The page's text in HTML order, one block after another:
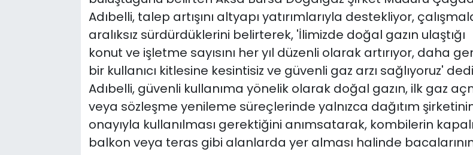
Adıbelli, talep artışını altyapı yatırımlarıyla destekliyor,
aralıksız sürdürdüklerini belirterek, 'İlimizde doğal gazın ulaştığı
konut ve işletme sayısını her yıl düzenli olarak artırıyor, daha
bir kullanıcı kitlesine kesintisiz ve güvenli gaz arzı sağlıyoruz'
Adıbelli, güvenli kullanıma yönelik olarak doğal gazın, ilk gaz
veya sözleşme yenileme süreçlerinde yalnızca dağıtım
onayıyla kullanılması gerektiğini anımsatarak, kombilerin kapalı
balkon veya teras gibi alanlarda yer alması halinde